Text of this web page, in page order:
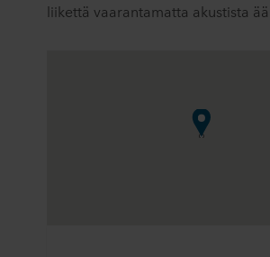
liikettä vaarantamatta akustista